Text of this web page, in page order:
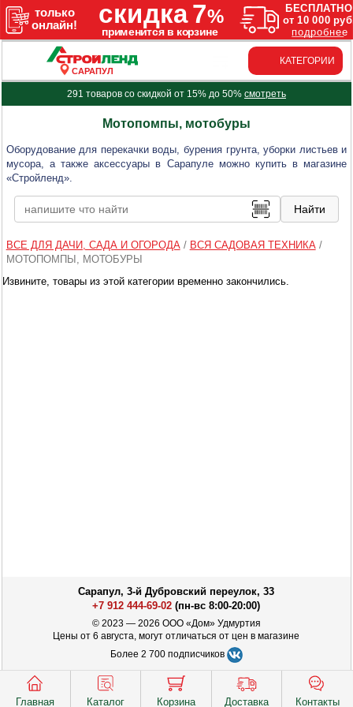
САРАПУЛ
КАТЕГОРИИ
Главная Каталог Корзина Доставка Контакты
291 товаров со скидкой от 15% до 50% смотреть
Мотопомпы, мотобуры
Оборудование для перекачки воды, бурения грунта, уборки листьев и
мусора, а также аксессуары в Сарапуле можно купить в магазине
«Стройленд».
ВСЕ ДЛЯ ДАЧИ, САДА И ОГОРОДА/ ВСЯ САДОВАЯ ТЕХНИКА/
МОТОПОМПЫ, МОТОБУРЫ
Извините, товары из этой категории временно закончились.
Сарапул, 3-й Дубровский переулок, 33
+7 912 444-69-02 (пн-вс 8:00-20:00)
© 2023 — 2026 ООО «Дом» Удмуртия
Цены от 6 августа, могут отличаться от цен в магазине
Более 2 700 подписчиков